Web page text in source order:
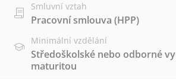
Smluvní vztah
Pracovní smlouva (HPP)
Minimální vzdělání
Středoškolské nebo odborné
maturitou